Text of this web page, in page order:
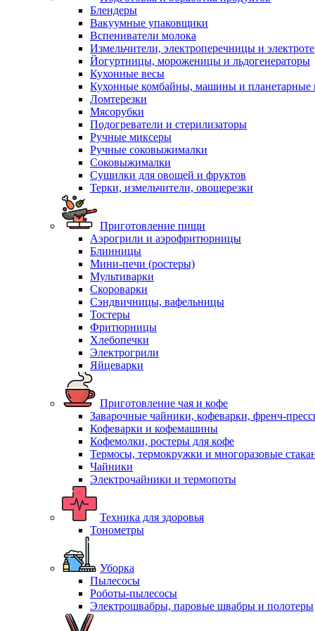
Блендеры
Вакуумные упаковщики
Вспениватели молока
Измельчители, электроперечницы и
Йогуртницы, мороженицы и льдогенераторы
Кухонные весы
Кухонные комбайны, машины и планетарные
Ломтерезки
Мясорубки
Подогреватели и стерилизаторы
Ручные миксеры
Ручные соковыжималки
Соковыжималки
Сушилки для овощей и фруктов
Терки, измельчители, овощерезки
Приготовление пищи
Аэрогрили и аэрофритюрницы
Блинницы
Мини-печи (ростеры)
Мультиварки
Скороварки
Сэндвичницы, вафельницы
Тостеры
Фритюрницы
Хлебопечки
Электрогрили
Яйцеварки
Приготовление чая и кофе
Заварочные чайники, кофеварки, френч-
Кофеварки и кофемашины
Кофемолки, ростеры для кофе
Термосы, термокружки и многоразовые
Чайники
Электрочайники и термопоты
Техника для здоровья
Тонометры
Уборка
Пылесосы
Роботы-пылесосы
Электрошвабры, паровые швабры и полотеры